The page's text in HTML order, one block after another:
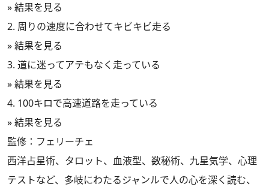
» 結果を見る
2. 周りの速度に合わせてキビキビ走る
» 結果を見る
3. 道に迷ってアテもなく走っている
» 結果を見る
4. 100キロで高速道路を走っている
» 結果を見る
監修：フェリーチェ
西洋占星術、タロット、血液型、数秘術、九星気学、心理
テストなど、多岐にわたるジャンルで人の心を深く読む、